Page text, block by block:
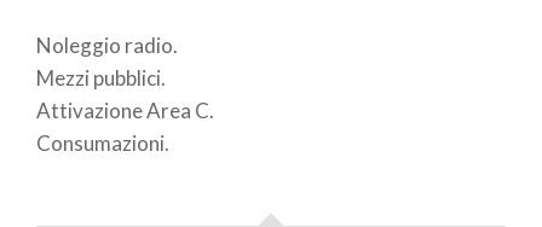
Noleggio radio.
Mezzi pubblici.
Attivazione Area C.
Consumazioni.